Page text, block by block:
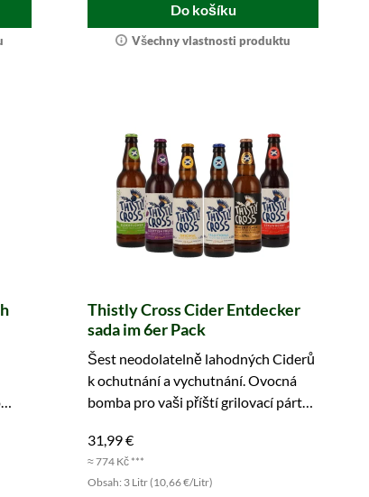
Do košíku
Všechny vlastnosti produktu
Thistly Cross Cider Entdecker
sada im 6er Pack
Šest neodolatelně lahodných Ciderů
k ochutnání a vychutnání. Ovocná
bomba pro vaši příští grilovací párty.
31,99 €
≈ 774 Kč ***
Obsah: 3 Litr (10,66 €/Litr)